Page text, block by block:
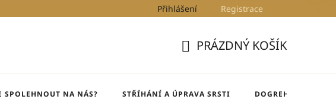
Blog DogRehab
Přihlášení Registrace
KOŠÍK
PRÁZDNÝ KOŠÍK
SPOLEHNOUT NA NÁS? STŘÍHÁNÍ A ÚPRAVA SRSTI DOGREHAB